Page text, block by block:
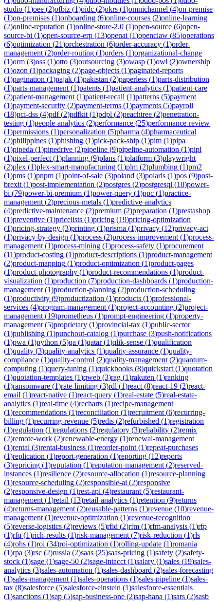
studio (1)oee (2)ofbiz (1)oidc (2)okrs (1)omnichannel (4)on-premise
(1)on-premises (1)onboarding (6)online-courses (2)online-learning
(2)online-reputation (1)online-store-2.0 (1)open-source (6)open-
source-bi (1)open-source-erp (13)openai (1)openclaw (85)operations
(6)optimization (21)orchestration (6)order-accuracy (1)order-
management (2)order-routing (1)orders (1)organizational-change
(1)orm (3)oss (1)otto (3)outsourcing (3)owasp (1)owl (2)ownership
(1)ozon (1)packaging (2)page-objects (1)paginated-reports
(1)pagination (1)pajak (1)pakistan (2)paperless (1)parts-distribution
(1)parts-management (1)patents (1)patient-analytics (1)patient-care
(2)patient-management (1)patient-recall (1)patterns (5)payment
(1)payment-security (2)payment-terms (1)payments (5)payroll
(18)pci-dss (4)pdf(2)pdfkit (1)pdpl (2)peachtree (2)penetration-
testing (1)people-analytics (2)performance (25)performance-review
(1)permissions (1)personalization (5)pharma (4)pharmaceutical
(2)philippines (1)phishing (1)pick-pack-ship (1)pim (1)pipa
(1)pipeda (1)pipedrive (2)pipeline (9)pipeline-automation (1)pipl
(1)pixel-perfect (1)planning (9)plans (1)platform (3)playwright
(2)plex (1)plex-smart-manufacturing (1)plm (2)plumbing (1)pm2
(1)pms (1)pnpm (1)point-of-sale (3)poland (3)polaris (1)pos (9)post-
brexit (1)post-implementation (2)postgres (2)postgresql (10)power-
bi (79)power-bi-premium (1)power-query (1)ppc (1)practice-
management (2)precious-metals (1)predictive-analytics
(4)predictive-maintenance (2)premium (2)preparation (1)prestashop
(1)preventive (1)pricelists (1)pricing (19)pricing-optimization
(1)pricing-strategy (3)printing (1)prisma (1)privacy (12)privacy-act
(1)privacy-by-design (1)process (2)process-improvement (1)process-
management (1)process-mining (1)process-safety (1)procurement
(11)product-costing (1)product-descriptions (1)product-management
(2)product-mapping (1)product-optimization (1)product-pages
(1)product-photography (1)product-recommendations (1)product-
visualization (1)production (7)production-dashboards (1)production-
management (1)production-planning (2)production-scheduling
(1)productivity (9)productization (1)products (1)professional-
services (4)program-management (1)project-accounting (2)project-
management (19)prometheus (1)prompt-engineering (1)property-
management (5)proprietary (1)provincial-tax (1)public-sector
(1)publishing (1)punchout-catalog (1)purchase (3)push-notifications
(1)pwa (1)python (5)qa (1)qatar(1)qlik-sense (1)qualification
(1)quality (3)quality-analytics (1)quality-assurance (1)quality-
compliance (1)quality-control (2)quality-management (2)quantum-
computing (1)query-tuning (1)quickbooks (8)quickstart (1)quotation
(1)quotation-templates (1)qweb (3)rag (1)rakuten (1)ranking
(1)ransomware (1)rate-limiting (3)rdl (1)react (8)react-19 (2)react-
email (1)react-native (1)react-query (1)real-estate (5)real-estate-
analytics (1)real-time (4)recharts (1)recipe-management
(1)recommendations (1)reconciliation (1)recruitment (6)recurring-
billing (1)recurring-revenue (5)redis (2)refurbished (1)registration
(1)regulation (1)regulations (2)regulatory (3)reliability (2)remix
(2)remote-work (2)renewable-energy (1)renewal-management
(1)rental (3)rental-business (1)reorder-point (1)repeat-purchases
(1)replication (1)report-generation (1)reporting (12)reports
(3)repricing (1)reputation (1)reputation-management (2)reserved-
instances (1)resilience (2)resource-allocation (1)resource-planning
(1)resource-scheduling (2)responsible-ai (2)responsive
(2)responsive-design (1)rest-api (4)restaurant (5)restaurant-
management (1)retail (13)retail-analytics (1)retention (9)returns
(4)returns-management (2)reusable-patterns (1)revenue (10)revenue-
management (1)revenue-optimization (1)revenue-recognition
(5)reverse-logistics (2)reviews (5)rfid (2)rfm (1)rfm-analysis (1)rfp
(1)rfq (1)rich-results (1)risk-management (7)risk-reduction (1)rls
(4)rohs (1)roi (34)roi-optimization (1)rolling-update (1)romania
(1)rpa (3)rsc (2)russia (2)saas (25)saas-pricing (1)safety (2)safety-
stock (1)sage (1)sage-50 (2)sage-intacct (1)salary (1)sales (19)sales-
analytics (3)sales-automation (1)sales-dashboard (2)sales-forecasting
(1)sales-management (1)sales-operations (1)sales-pipeline (1)sales-
tax (8)salesforce (5)salesforce-einstein (1)salesforce-essentials
(1)sanctions (1)sap (5)sap-business-one (2)sap-hana (1)sars (2)sasb